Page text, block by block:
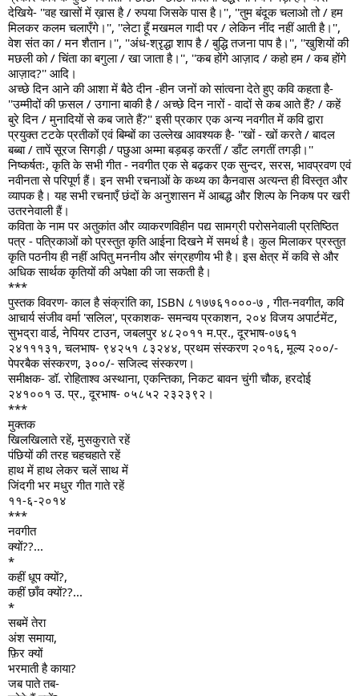
देखिये- ''वह खासों में ख़ास है / रुपया जिसके पास है।'', ''तुम बंदूक चलाओ तो / हम
मिलकर कलम चलाएँगे।'', ''लेटा हूँ मखमल गादी पर / लेकिन नींद नहीं आती है।'',
वेश संत का / मन शैतान।'', ''अंध-श्रृद्धा शाप है / बुद्धि तजना पाप है।'', ''खुशियों की
मछली को / चिंता का बगुला / खा जाता है।'', ''कब होंगे आज़ाद / कहो हम / कब होंगे
आज़ाद?'' आदि।
अच्छे दिन आने की आशा में बैठे दीन -हीन जनों को सांत्वना देते हुए कवि कहता है-
''उम्मीदों की फ़सल / उगाना बाकी है / अच्छे दिन नारों - वादों से कब आते हैं? / कहें
बुरे दिन / मुनादियों से कब जाते हैं?'' इसी प्रकार एक अन्य नवगीत में कवि द्वारा
प्रयुक्त टटके प्रतीकों एवं बिम्बों का उल्लेख आवश्यक है- ''खों - खों करते / बादल
बब्बा / तापें सूरज सिगड़ी / पछुआ अम्मा बड़बड़ करतीं / डाँट लगतीं तगड़ी।''
निष्कर्षतः, कृति के सभी गीत - नवगीत एक से बढ़कर एक सुन्दर, सरस, भावप्रवण एवं
नवीनता से परिपूर्ण हैं। इन सभी रचनाओं के कथ्य का कैनवास अत्यन्त ही विस्तृत और
व्यापक है। यह सभी रचनाएँ छंदों के अनुशासन में आबद्ध और शिल्प के निकष पर खरी
उतरनेवाली हैं।
कविता के नाम पर अतुकांत और व्याकरणविहीन पद्य सामग्री परोसनेवाली प्रतिष्ठित
पत्र - पत्रिकाओं को प्रस्तुत कृति आईना दिखने में समर्थ है। कुल मिलाकर प्रस्तुत
कृति पठनीय ही नहीं अपितु मननीय और संग्रहणीय भी है। इस क्षेत्र में कवि से और
अधिक सार्थक कृतियों की अपेक्षा की जा सकती है।
***
पुस्तक विवरण- काल है संक्रांति का, ISBN ८१७७६१०००-७ , गीत-नवगीत, कवि
आचार्य संजीव वर्मा 'सलिल', प्रकाशक- समन्वय प्रकाशन, २०४ विजय अपार्टमेंट,
सुभद्रा वार्ड, नेपियर टाउन, जबलपुर ४८२०११ म.प्र., दूरभाष-०७६१
२४१११३१, चलभाष- ९४२५१ ८३२४४, प्रथम संस्करण २०१६, मूल्य २००/-
पेपरबैक संस्करण, ३००/- सजिल्द संस्करण।
समीक्षक- डॉ. रोहिताश्व अस्थाना, एकन्तिका, निकट बावन चुंगी चौक, हरदोई
२४१००१ उ. प्र., दूरभाष- ०५८५२ २३२३९२।
***
मुक्तक
खिलखिलाते रहें, मुसकुराते रहें
पंछियों की तरह चहचहाते रहें
हाथ में हाथ लेकर चलें साथ में
जिंदगी भर मधुर गीत गाते रहें
११-६-२०१४
***
नवगीत
क्यों??...
*
कहीं धूप क्यों?,
कहीं छाँव क्यों??...
*
सबमें तेरा
अंश समाया,
फ़िर क्यों
भरमाती है काया?
जब पाते तब-